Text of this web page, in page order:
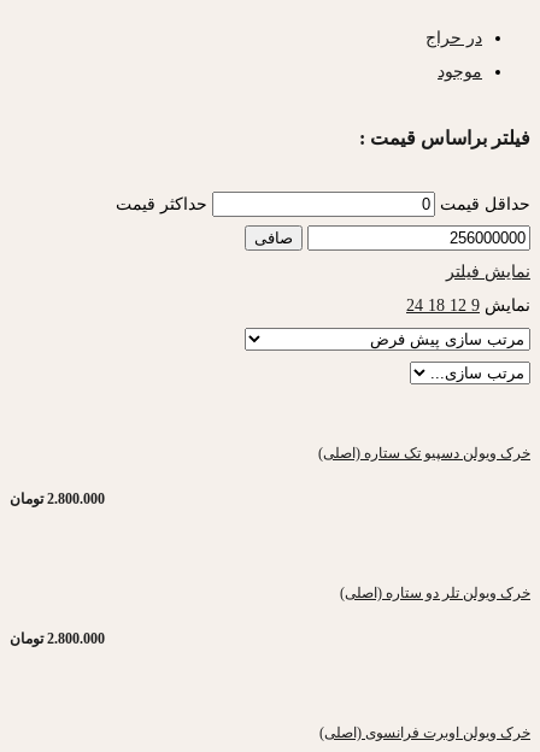
در حراج
موجود
فیلتر براساس قیمت :
حداقل قیمت
حداكثر قيمت
صافی
نمایش فیلتر
نمایش 9
12
18
24
خرک ویولن دسپیو تک ستاره (اصلی)
2.800.000 تومان
خرک ویولن تلر دو ستاره (اصلی)
2.800.000 تومان
خرک ویولن اوبرت فرانسوی (اصلی)